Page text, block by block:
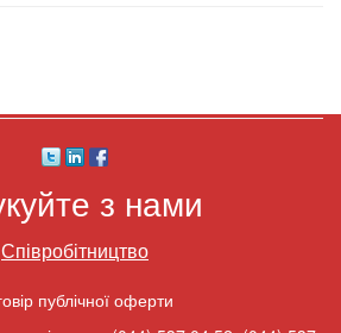
з нами
Співробітництво
публічної оферти